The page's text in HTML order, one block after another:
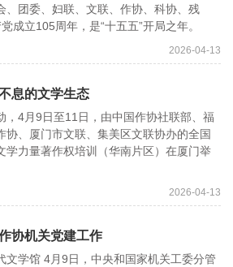
、团委、妇联、文联、作协、科协、残
成立105周年，是“十五五”开局之年。
2026-04-13
息的文学生态
4月9日至11日，由中国作协社联部、福
协、厦门市文联、集美区文联协办的全国
学力量著作权培训（华南片区）在厦门举
2026-04-13
协机关党建工作
学馆 4月9日，中央和国家机关工委分管